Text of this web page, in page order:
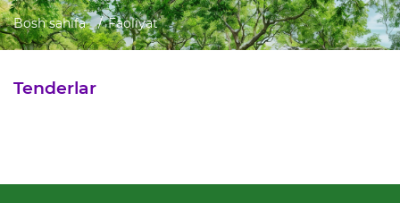
Bosh sahifa Faoliyat
Tenderlar